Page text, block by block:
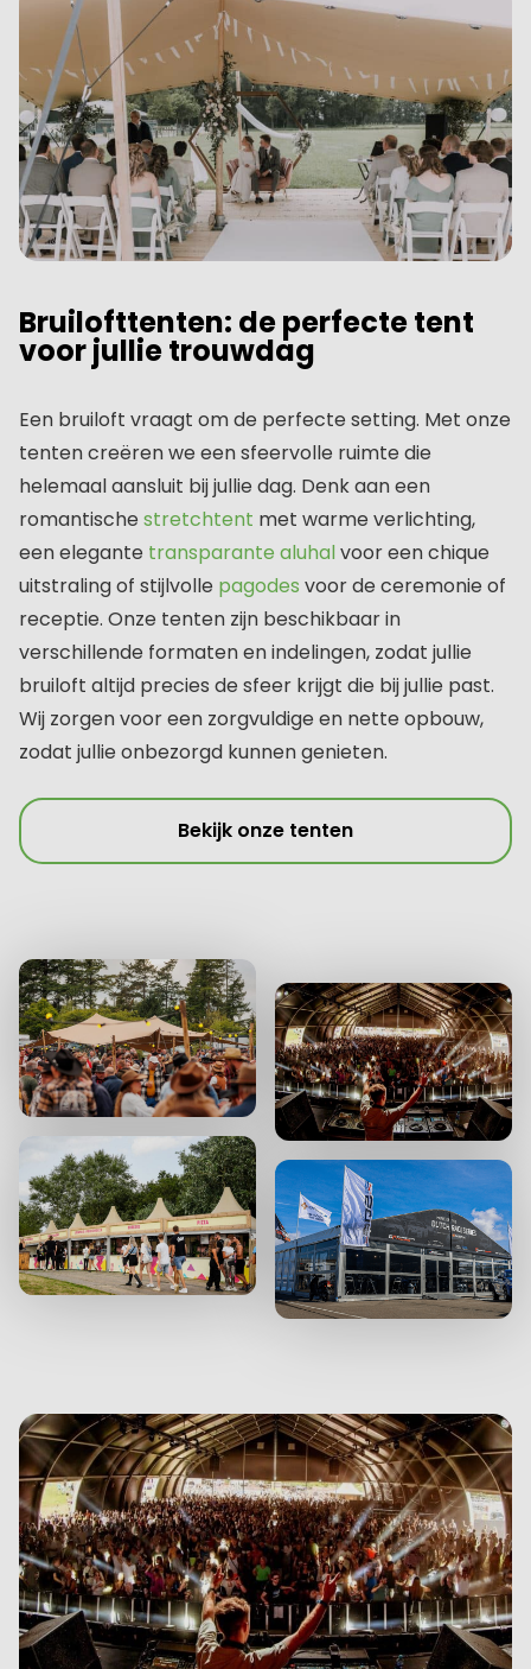
Bruilofttenten: de perfecte tent
voor jullie trouwdag
Een bruiloft vraagt om de perfecte setting. Met onze
tenten creëren we een sfeervolle ruimte die
helemaal aansluit bij jullie dag. Denk aan een
romantische stretchtent met warme verlichting,
een elegante transparante aluhalvoor een chique
uitstraling of stijlvolle pagodes voor de ceremonie of
receptie. Onze tenten zijn beschikbaar in
verschillende formaten en indelingen, zodat jullie
bruiloft altijd precies de sfeer krijgt die bij jullie past.
Wij zorgen voor een zorgvuldige en nette opbouw,
zodat jullie onbezorgd kunnen genieten.
Bekijk onze tenten